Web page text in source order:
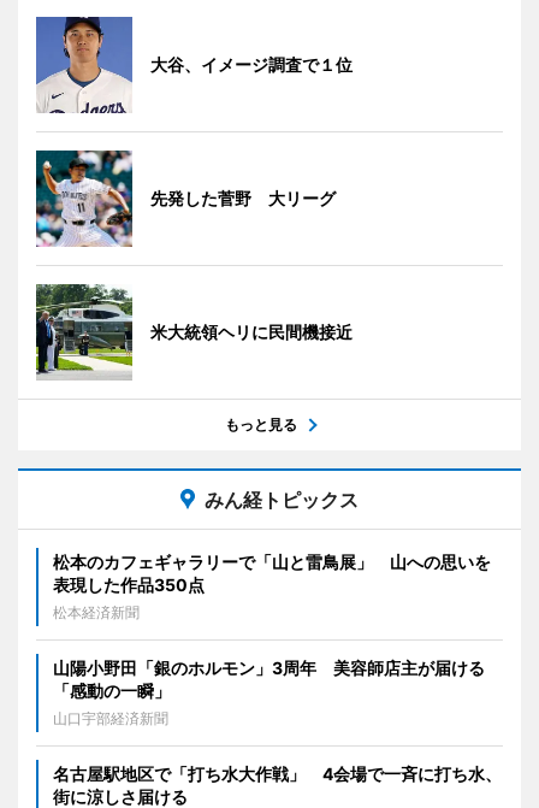
大谷、イメージ調査で１位
先発した菅野 大リーグ
米大統領ヘリに民間機接近
もっと見る
みん経トピックス
松本のカフェギャラリーで「山と雷鳥展」 山への思いを
表現した作品350点
松本経済新聞
山陽小野田「銀のホルモン」3周年 美容師店主が届ける
「感動の一瞬」
山口宇部経済新聞
名古屋駅地区で「打ち水大作戦」 4会場で一斉に打ち水、
街に涼しさ届ける